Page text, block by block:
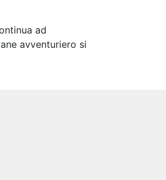
ad
avventuriero si